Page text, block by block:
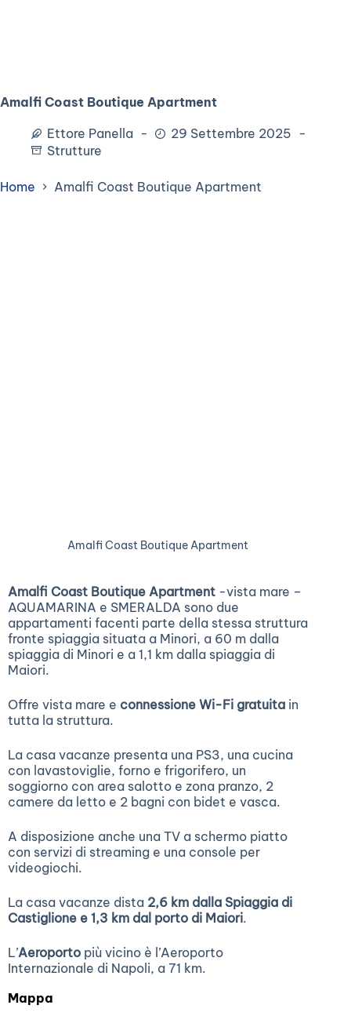
Amalfi Coast Boutique Apartment
Ettore Panella
29 Settembre 2025
Strutture
Home Amalfi Coast Boutique Apartment
Amalfi Coast Boutique Apartment
Amalfi Coast Boutique Apartment -vista mare –
AQUAMARINA e SMERALDA sono due
appartamenti facenti parte della stessa struttura
fronte spiaggia situata a Minori, a 60 m dalla
spiaggia di Minori e a 1,1 km dalla spiaggia di
Maiori.
Offre vista mare e connessione Wi-Fi gratuita in
tutta la struttura.
La casa vacanze presenta una PS3, una cucina
con lavastoviglie, forno e frigorifero, un
soggiorno con area salotto e zona pranzo, 2
camere da letto e 2 bagni con bidet e vasca.
A disposizione anche una TV a schermo piatto
con servizi di streaming e una console per
videogiochi.
La casa vacanze dista 2,6 km dalla Spiaggia di
Castiglione e 1,3 km dal porto di Maiori.
L’Aeroporto più vicino è l’Aeroporto
Internazionale di Napoli, a 71 km.
Mappa